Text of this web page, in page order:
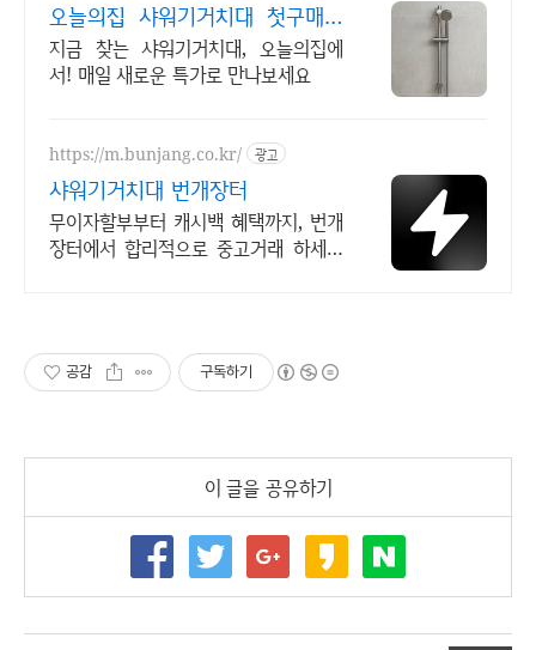
오늘의집 샤워기거치대 첫구매라
면 최대 2만원 할인
지금 찾는 샤워기거치대, 오늘의집에
서! 매일 새로운 특가로 만나보세요
https://m.bunjang.co.kr/ 광고
샤워기거치대 번개장터
무이자할부부터 캐시백 혜택까지, 번개
장터에서 합리적으로 중고거래 하세요
공감 구독하기
이 글을 공유하기